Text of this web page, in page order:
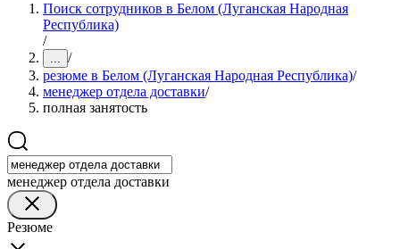
Поиск сотрудников в Белом (Луганская Народная
Республика)
/
... /
резюме в Белом (Луганская Народная Республика)/
менеджер отдела доставки/
полная занятость
менеджер отдела доставки
Резюме